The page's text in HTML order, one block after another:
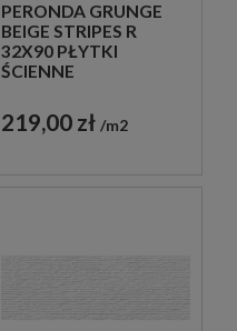
PERONDA GRUNGE
BEIGE STRIPES R
32X90 PŁYTKI
ŚCIENNE
219,00 zł m2